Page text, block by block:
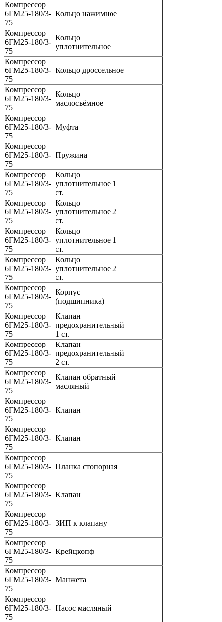
Компрессор
6ГМ25-180/3-
75
Кольцо нажимное
Компрессор
6ГМ25-180/3-
75
Кольцо
уплотнительное
Компрессор
6ГМ25-180/3-
75
Кольцо дроссельное
Компрессор
6ГМ25-180/3-
75
Кольцо
маслосъёмное
Компрессор
6ГМ25-180/3-
75
Муфта
Компрессор
6ГМ25-180/3-
75
Пружина
Компрессор
6ГМ25-180/3-
75
Кольцо
уплотнительное 1
ст.
Компрессор
6ГМ25-180/3-
75
Кольцо
уплотнительное 2
ст.
Компрессор
6ГМ25-180/3-
75
Кольцо
уплотнительное 1
ст.
Компрессор
6ГМ25-180/3-
75
Кольцо
уплотнительное 2
ст.
Компрессор
6ГМ25-180/3-
75
Корпус
(подшипника)
Компрессор
6ГМ25-180/3-
75
Клапан
предохранительный
1 ст.
Компрессор
6ГМ25-180/3-
75
Клапан
предохранительный
2 ст.
Компрессор
6ГМ25-180/3-
75
Клапан обратный
масляный
Компрессор
6ГМ25-180/3-
75
Клапан
Компрессор
6ГМ25-180/3-
75
Клапан
Компрессор
6ГМ25-180/3-
75
Планка стопорная
Компрессор
6ГМ25-180/3-
75
Клапан
Компрессор
6ГМ25-180/3-
75
ЗИП к клапану
Компрессор
6ГМ25-180/3-
75
Крейцкопф
Компрессор
6ГМ25-180/3-
75
Манжета
Компрессор
6ГМ25-180/3-
75
Насос масляный